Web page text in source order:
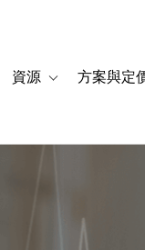
for 客戶故事
sub-navigation for 解決
資源 Toggle sub-
方案與定